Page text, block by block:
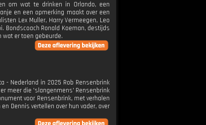
om wat te drinken in Orlando, een
en een opmerking maakt over een
Lex Muller, Harry Vermeegen, Leo
Bondscoach Ronald Koeman, destijds
wat er toen gebeurde.
- Nederland in 2025 Rob Rensenbrink
meer die 'slangenmens' Rensenbrink
voor Rensenbrink, met verhalen
Dennis vertellen over hun vader, over